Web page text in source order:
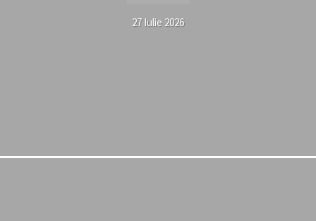
27 Iulie 2026